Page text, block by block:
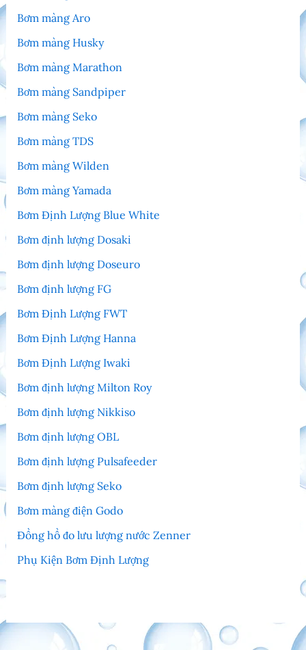
Bơm màng Aro
Bơm màng Husky
Bơm màng Marathon
Bơm màng Sandpiper
Bơm màng Seko
Bơm màng TDS
Bơm màng Wilden
Bơm màng Yamada
Bơm Định Lượng Blue White
Bơm định lượng Dosaki
Bơm định lượng Doseuro
Bơm định lượng FG
Bơm Định Lượng FWT
Bơm Định Lượng Hanna
Bơm Định Lượng Iwaki
Bơm định lượng Milton Roy
Bơm định lượng Nikkiso
Bơm định lượng OBL
Bơm định lượng Pulsafeeder
Bơm định lượng Seko
Bơm màng điện Godo
Đồng hồ đo lưu lượng nước Zenner
Phụ Kiện Bơm Định Lượng